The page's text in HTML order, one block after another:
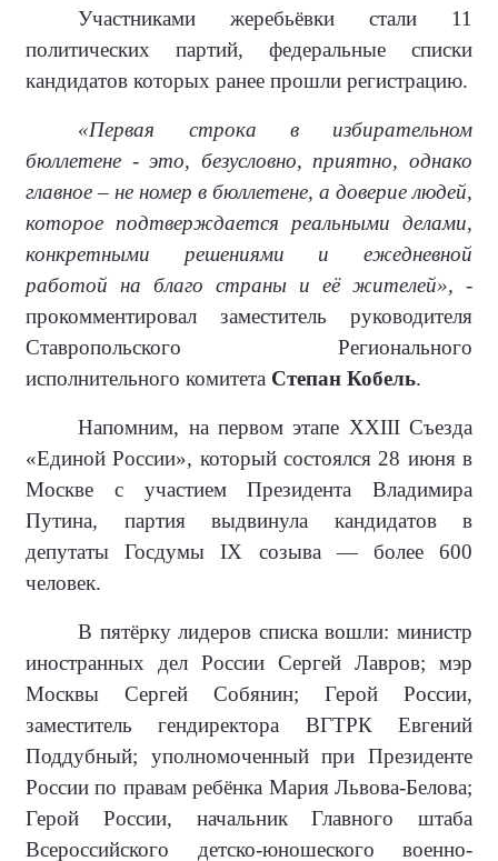
Участниками жеребьёвки стали 11
политических партий, федеральные списки
кандидатов которых ранее прошли регистрацию.
«Первая строка в избирательном
бюллетене - это, безусловно, приятно, однако
главное – не номер в бюллетене, а доверие людей,
которое подтверждается реальными делами,
конкретными решениями и ежедневной
работой на благо страны и её жителей», -
прокомментировал заместитель руководителя
Ставропольского Регионального
исполнительного комитета Степан Кобель.
Напомним, на первом этапе XXIII Съезда
«Единой России», который состоялся 28 июня в
Москве с участием Президента Владимира
Путина, партия выдвинула кандидатов в
депутаты Госдумы IX созыва — более 600
человек.
В пятёрку лидеров списка вошли: министр
иностранных дел России Сергей Лавров; мэр
Москвы Сергей Собянин; Герой России,
заместитель гендиректора ВГТРК Евгений
Поддубный; уполномоченный при Президенте
России по правам ребёнка Мария Львова-Белова;
Герой России, начальник Главного штаба
Всероссийского детско-юношеского военно-